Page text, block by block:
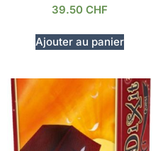
39.50 CHF
Ajouter au panier